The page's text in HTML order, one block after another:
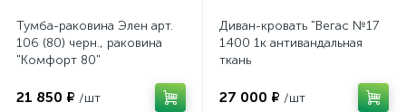
Тумба-раковина Элен арт.
106 (80) черн., раковина
"Комфорт 80"
21 850 ₽ /шт
Диван-кровать "Вегас №17
1400 1к антивандальная
ткань
27 000 ₽ /шт